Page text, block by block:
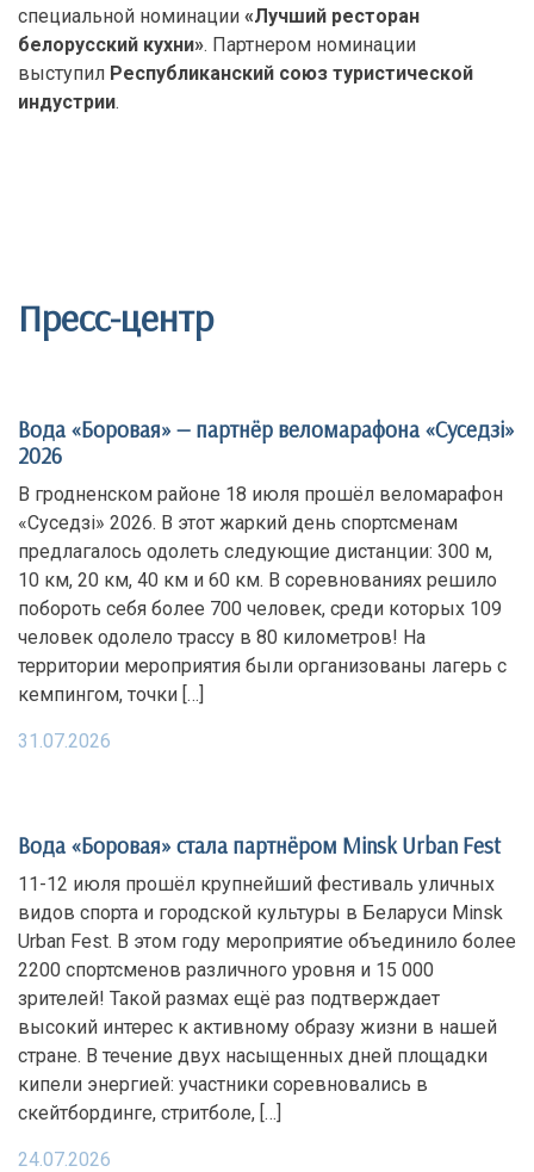
специальной номинации «Лучший ресторан
белорусский кухни». Партнером номинации
выступил Республиканский союз туристической
индустрии.
Пресс-центр
Вода «Боровая» — партнёр веломарафона «Суседзi»
2026
В гродненском районе 18 июля прошёл веломарафон
«Суседзi» 2026. В этот жаркий день спортсменам
предлагалось одолеть следующие дистанции: 300 м,
10 км, 20 км, 40 км и 60 км. В соревнованиях решило
побороть себя более 700 человек, среди которых 109
человек одолело трассу в 80 километров! На
территории мероприятия были организованы лагерь с
кемпингом, точки […]
31.07.2026
Вода «Боровая» стала партнёром Minsk Urban Fest
11-12 июля прошёл крупнейший фестиваль уличных
видов спорта и городской культуры в Беларуси Minsk
Urban Fest. В этом году мероприятие объединило более
2200 спортсменов различного уровня и 15 000
зрителей! Такой размах ещё раз подтверждает
высокий интерес к активному образу жизни в нашей
стране. В течение двух насыщенных дней площадки
кипели энергией: участники соревновались в
скейтбординге, стритболе, […]
24.07.2026